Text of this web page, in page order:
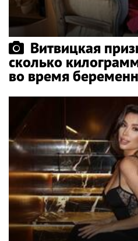
Витвицкая
сколько
во время